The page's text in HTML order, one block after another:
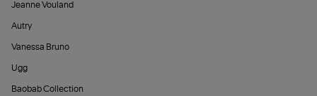
Jeanne Vouland
Autry
Vanessa Bruno
Ugg
Baobab Collection